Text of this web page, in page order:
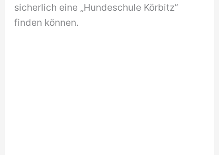
sicherlich eine „Hundeschule Körbitz“
finden können.